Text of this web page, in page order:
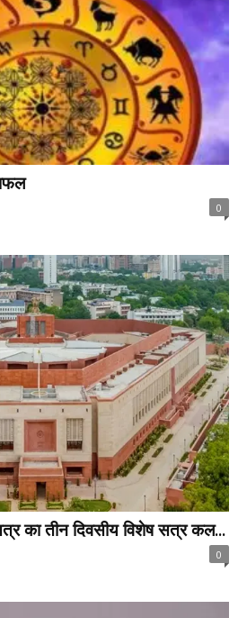
0
का तीन दिवसीय विशेष सत्र कल...
0